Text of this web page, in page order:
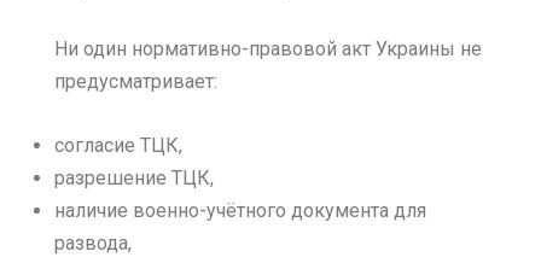
Ни один нормативно-правовой акт Украины не
предусматривает:
согласие ТЦК,
разрешение ТЦК,
наличие военно-учётного документа для
развода,